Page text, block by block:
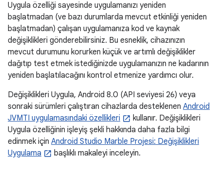
Uygula özelliği sayesinde uygulamanızı yeniden
başlatmadan (ve bazı durumlarda mevcut etkinliği yeniden
başlatmadan) çalışan uygulamanıza kod ve kaynak
değişiklikleri gönderebilirsiniz. Bu esneklik, cihazınızın
mevcut durumunu korurken küçük ve artımlı değişiklikler
dağıtıp test etmek istediğinizde uygulamanızın ne kadarının
yeniden başlatılacağını kontrol etmenize yardımcı olur.
Değişiklikleri Uygula, Android 8.0 (API seviyesi 26) veya
sonraki sürümleri çalıştıran cihazlarda desteklenen Android
JVMTI uygulamasındaki özellikleri
kullanır. Değişiklikleri
Uygula özelliğinin işleyiş şekli hakkında daha fazla bilgi
edinmek için Android Studio Marble Projesi: Değişiklikleri
Uygulama
başlıklı makaleyi inceleyin.